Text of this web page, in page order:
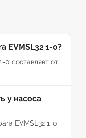
EVMSL32 1-0?
0 составляет от
у насоса
EVMSL32 1-0